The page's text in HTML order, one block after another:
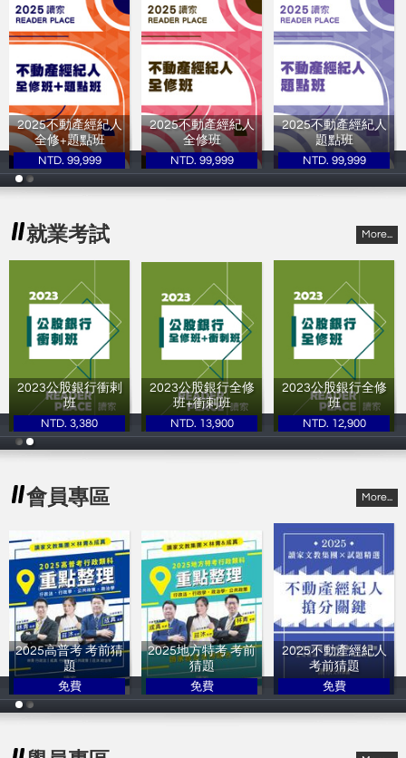
2025不動產經紀人
全修+題點班
讀家補習班
NTD. 99,999
2025不動產經紀人
全修班
讀家補習班
NTD. 99,999
2025不動產經紀人
題點班
讀家補習班
NTD. 99,999
就業考試 More...
2023公股銀行衝剌
班
讀家補習班
NTD. 3,380
2023公股銀行全修
班+衝剌班
讀家補習班
NTD. 13,900
2023公股銀行全修
班
讀家補習班
NTD. 12,900
會員專區 More...
2025高普考 考前猜
題
讀家補習班
免費
2025地方特考 考前
猜題
讀家補習班
免費
2025不動產經紀人
考前猜題
讀家補習班
免費